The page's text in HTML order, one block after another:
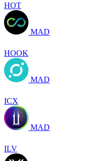
HOT
MAD
HOOK
MAD
ICX
MAD
ILV